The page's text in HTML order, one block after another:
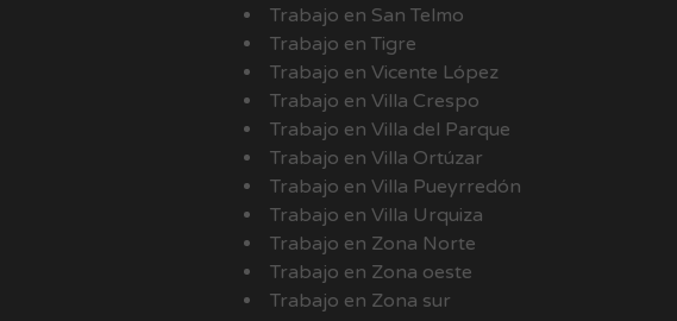
Trabajo en San Telmo
Trabajo en Tigre
Trabajo en Vicente López
Trabajo en Villa Crespo
Trabajo en Villa del Parque
Trabajo en Villa Ortúzar
Trabajo en Villa Pueyrredón
Trabajo en Villa Urquiza
Trabajo en Zona Norte
Trabajo en Zona oeste
Trabajo en Zona sur